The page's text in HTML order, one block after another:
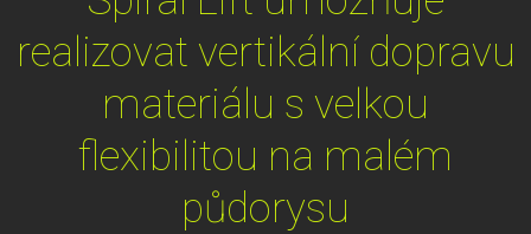
realizovat vertikální dopravu
materiálu s velkou
flexibilitou na malém
půdorysu